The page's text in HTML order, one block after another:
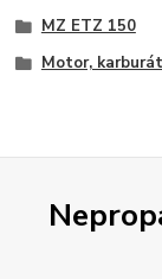
MZ ETZ 150
Motor,